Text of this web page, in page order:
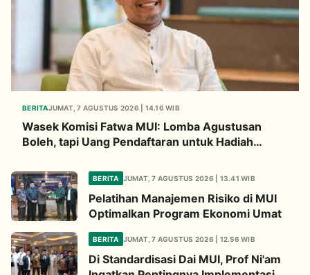
BERITAJUMAT, 7 AGUSTUS 2026 | 14.16 WIB
Wasek Komisi Fatwa MUI: Lomba Agustusan
Boleh, tapi Uang Pendaftaran untuk Hadiah
BERITA JUMAT, 7 AGUSTUS 2026 | 13.41 WIB
Pelatihan Manajemen Risiko di MUI
Optimalkan Program Ekonomi Umat
BERITA JUMAT, 7 AGUSTUS 2026 | 12.56 WIB
Di Standardisasi Dai MUI, Prof Ni'am